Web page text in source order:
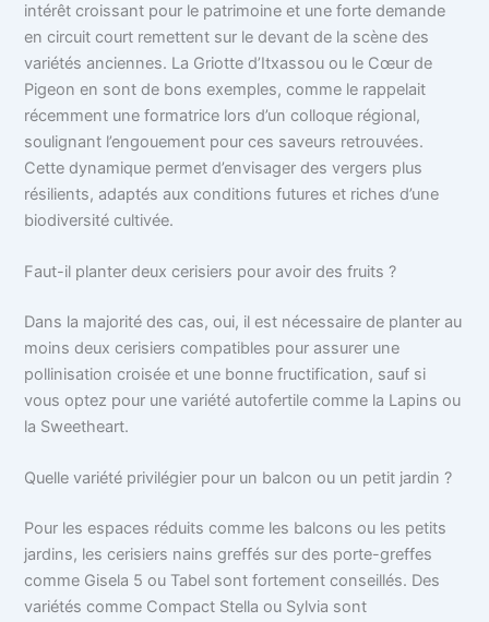
intérêt croissant pour le patrimoine et une forte demande
en circuit court remettent sur le devant de la scène des
variétés anciennes. La Griotte d’Itxassou ou le Cœur de
Pigeon en sont de bons exemples, comme le rappelait
récemment une formatrice lors d’un colloque régional,
soulignant l’engouement pour ces saveurs retrouvées.
Cette dynamique permet d’envisager des vergers plus
résilients, adaptés aux conditions futures et riches d’une
biodiversité cultivée.
Faut-il planter deux cerisiers pour avoir des fruits ?
Dans la majorité des cas, oui, il est nécessaire de planter au
moins deux cerisiers compatibles pour assurer une
pollinisation croisée et une bonne fructification, sauf si
vous optez pour une variété autofertile comme la Lapins ou
la Sweetheart.
Quelle variété privilégier pour un balcon ou un petit jardin ?
Pour les espaces réduits comme les balcons ou les petits
jardins, les cerisiers nains greffés sur des porte-greffes
comme Gisela 5 ou Tabel sont fortement conseillés. Des
variétés comme Compact Stella ou Sylvia sont